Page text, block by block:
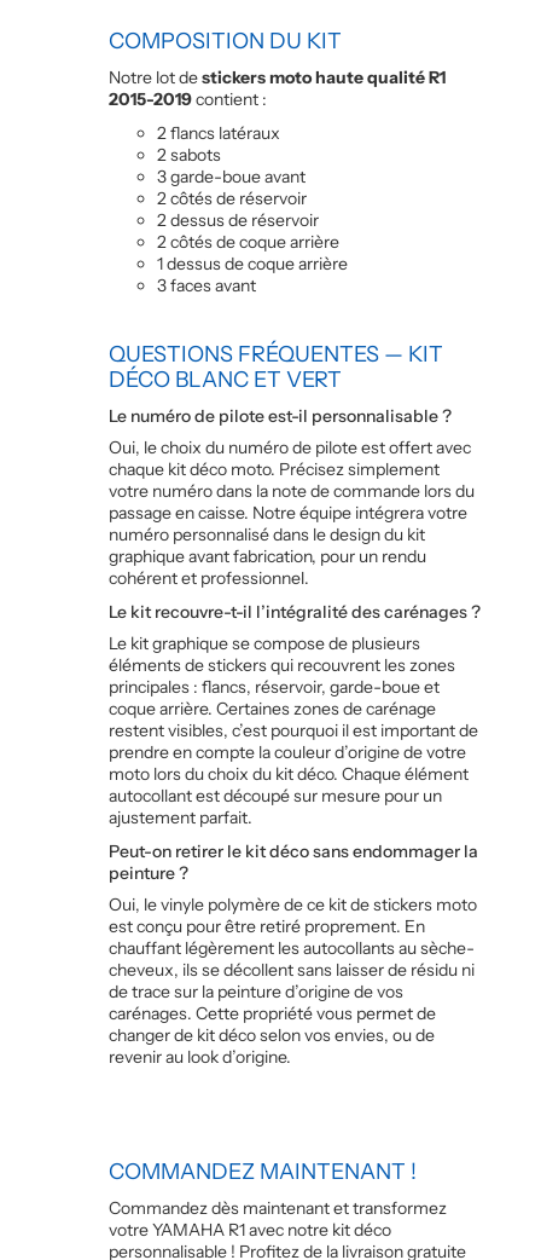
COMPOSITION DU KIT
Notre lot destickers moto haute qualité R1
2015-2019contient :
2 flancs latéraux
2 sabots
3 garde-boue avant
2 côtés de réservoir
2 dessus de réservoir
2 côtés de coque arrière
1 dessus de coque arrière
3 faces avant
QUESTIONS FRÉQUENTES — KIT
DÉCO BLANC ET VERT
Le numéro de pilote est-il personnalisable ?
Oui, le choix du numéro de pilote est offert avec
chaque kit déco moto. Précisez simplement
votre numéro dans la note de commande lors du
passage en caisse. Notre équipe intégrera votre
numéro personnalisé dans le design du kit
graphique avant fabrication, pour un rendu
cohérent et professionnel.
Le kit recouvre-t-il l’intégralité des carénages ?
Le kit graphique se compose de plusieurs
éléments de stickers qui recouvrent les zones
principales : flancs, réservoir, garde-boue et
coque arrière. Certaines zones de carénage
restent visibles, c’est pourquoi il est important de
prendre en compte la couleur d’origine de votre
moto lors du choix du kit déco. Chaque élément
autocollant est découpé sur mesure pour un
ajustement parfait.
Peut-on retirer le kit déco sans endommager la
peinture ?
Oui, le vinyle polymère de ce kit de stickers moto
est conçu pour être retiré proprement. En
chauffant légèrement les autocollants au sèche-
cheveux, ils se décollent sans laisser de résidu ni
de trace sur la peinture d’origine de vos
carénages. Cette propriété vous permet de
changer de kit déco selon vos envies, ou de
revenir au look d’origine.
COMMANDEZ MAINTENANT !
Commandez dès maintenant et transformez
votre YAMAHA R1 avec notre kit déco
personnalisable ! Profitez de la livraison gratuite